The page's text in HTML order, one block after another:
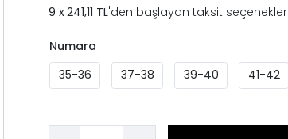
241,11 TL'den başlayan taksit
Numara
35-36
37-38 39-40 41-42